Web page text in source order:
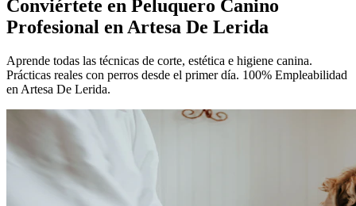
Conviértete en Peluquero Canino
Profesional en Artesa De Lerida
Aprende todas las técnicas de corte, estética e higiene canina.
Prácticas reales con perros desde el primer día. 100% Empleabilidad
en Artesa De Lerida.